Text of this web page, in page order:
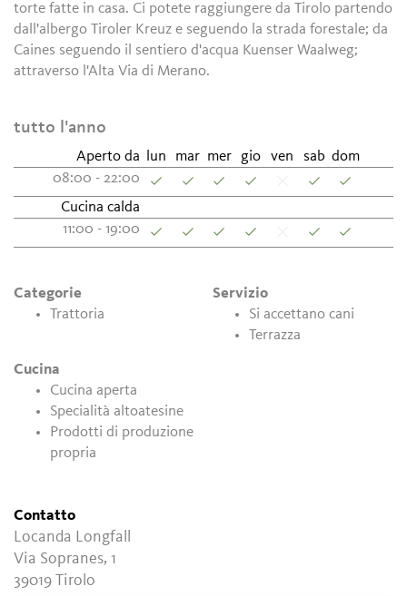
torte fatte in casa. Ci potete raggiungere da Tirolo partendo
dall'albergo Tiroler Kreuz e seguendo la strada forestale; da
Caines seguendo il sentiero d'acqua Kuenser Waalweg;
attraverso l'Alta Via di Merano.
tutto l'anno
Aperto da lun mar mer gio ven sab dom
08:00 - 22:00
Cucina calda
11:00 - 19:00
Categorie
Trattoria
Servizio
Si accettano cani
Terrazza
Cucina
Cucina aperta
Specialità altoatesine
Prodotti di produzione
propria
Contatto
Locanda Longfall
Via Sopranes, 1
39019
Tirolo